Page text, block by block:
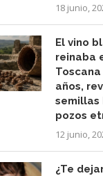
18 junio,
El vino
reinaba
años,
semillas
pozos
12 junio,
¿Te